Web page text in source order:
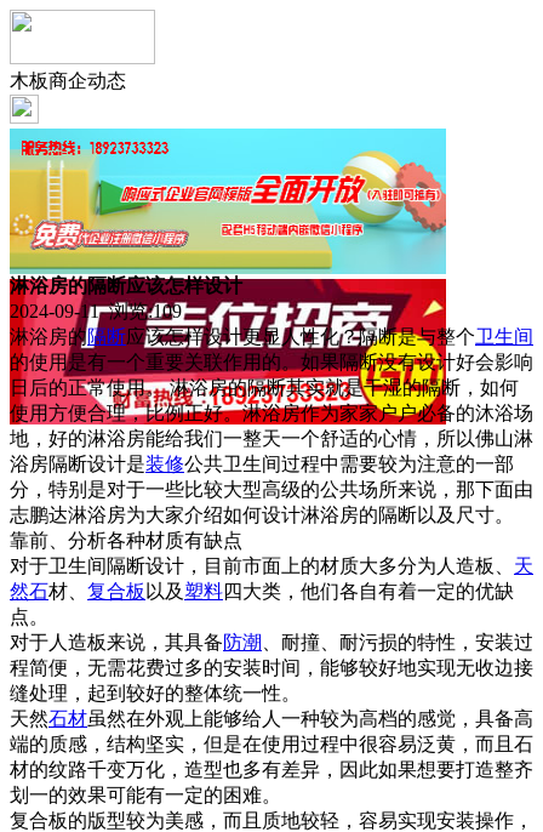
木板商企动态
淋浴房的隔断应该怎样设计
2024-09-11 浏览:109
淋浴房的隔断应该怎样设计更显人性化？隔断是与整个卫生间
的使用是有一个重要关联作用的。如果隔断没有设计好会影响
日后的正常使用。 淋浴房的隔断其实就是干湿的隔断，如何
使用方便合理，比例正好。淋浴房作为家家户户必备的沐浴场
地，好的淋浴房能给我们一整天一个舒适的心情，所以佛山淋
浴房隔断设计是装修公共卫生间过程中需要较为注意的一部
分，特别是对于一些比较大型高级的公共场所来说，那下面由
志鹏达淋浴房为大家介绍如何设计淋浴房的隔断以及尺寸。
靠前、分析各种材质有缺点
对于卫生间隔断设计，目前市面上的材质大多分为人造板、 天
然石材、 复合板 以及 塑料四大类，他们各自有着一定的优缺
点。
对于人造板来说，其具备防潮
、耐撞、耐污损的特性，安装过
程简便，无需花费过多的安装时间，能够较好地实现无收边接
缝处理，起到较好的整体统一性。
天然石材虽然在外观上能够给人一种较为高档的感觉，具备高
端的质感，结构坚实，但是在使用过程中很容易泛黄，而且石
材的纹路千变万化，造型也多有差异，因此如果想要打造整齐
划一的效果可能有一定的困难。
复合板的版型较为美感，而且质地较轻，容易实现安装操作，